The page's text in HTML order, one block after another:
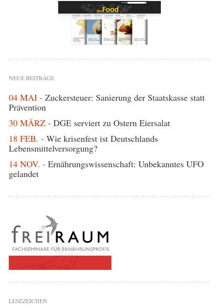
NEUE BEITRÄGE
04 MAI - Zuckersteuer: Sanierung der Staatskasse statt
Prävention
30 MÄRZ - DGE serviert zu Ostern Eiersalat
18 FEB. - Wie krisenfest ist Deutschlands
Lebensmittelversorgung?
14 NOV. - Ernährungswissenschaft: Unbekanntes UFO
gelandet
LESEZEICHEN